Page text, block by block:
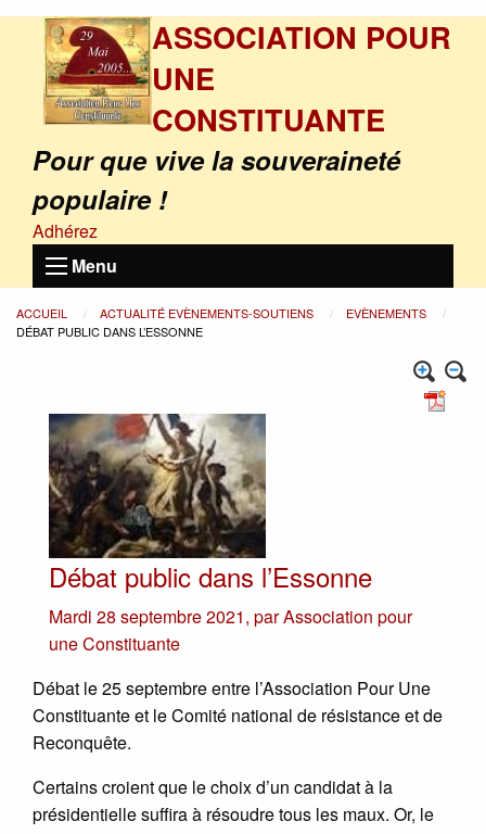
ASSOCIATION POUR
UNE
CONSTITUANTE
Pour que vive la souveraineté
populaire !
Adhérez
Menu
ACCUEIL ACTUALITÉ EVÈNEMENTS-SOUTIENS
EVÈNEMENTS
DÉBAT PUBLIC DANS L’ESSONNE
Débat public dans l’Essonne
Mardi 28 septembre 2021, parAssociation pour
une Constituante
Débat le 25 septembre entre l’Association Pour Une
Constituante et le Comité national de résistance et de
Reconquête.
Certains croient que le choix d’un candidat à la
présidentielle suffira à résoudre tous les maux. Or, le